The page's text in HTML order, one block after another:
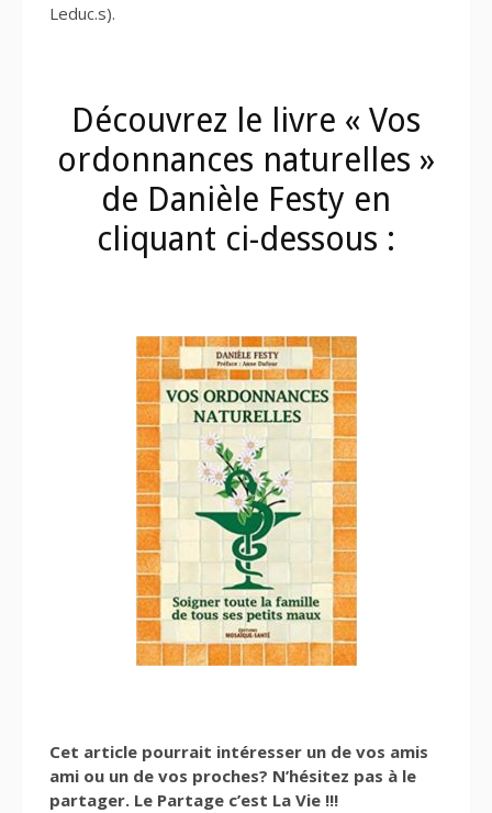
Leduc.s).
Découvrez le livre « Vos
ordonnances naturelles »
de Danièle Festy en
cliquant ci-dessous :
Cet article pourrait intéresser un de vos amis
ami ou un de vos proches? N’hésitez pas à le
partager. Le Partage c’est La Vie !!!